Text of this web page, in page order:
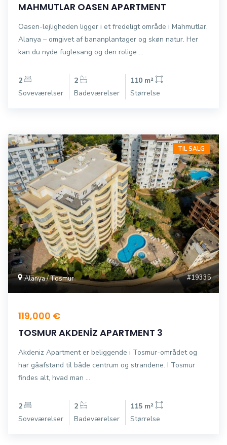
MAHMUTLAR OASEN APARTMENT
Oasen-lejligheden ligger i et fredeligt område i Mahmutlar,
Alanya – omgivet af bananplantager og skøn natur. Her
kan du nyde fuglesang og den rolige ...
2
Soveværelser
2
Badeværelser
110 m²
Størrelse
TIL SALG
Alanya / Tosmur #19335
119,000 €
TOSMUR AKDENİZ APARTMENT 3
​​​​​​​Akdeniz Apartment er beliggende i Tosmur-området og
har gåafstand til både centrum og strandene. I Tosmur
findes alt, hvad man ...
2
Soveværelser
2
Badeværelser
115 m²
Størrelse